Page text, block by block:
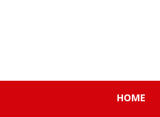
HOME